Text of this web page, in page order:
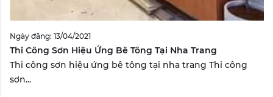
Ngày đăng: 13/04/2021
Thi Công Sơn Hiệu Ứng Bê Tông Tại Nha Trang
Thi công sơn hiệu ứng bê tông tại nha trang Thi công
sơn...